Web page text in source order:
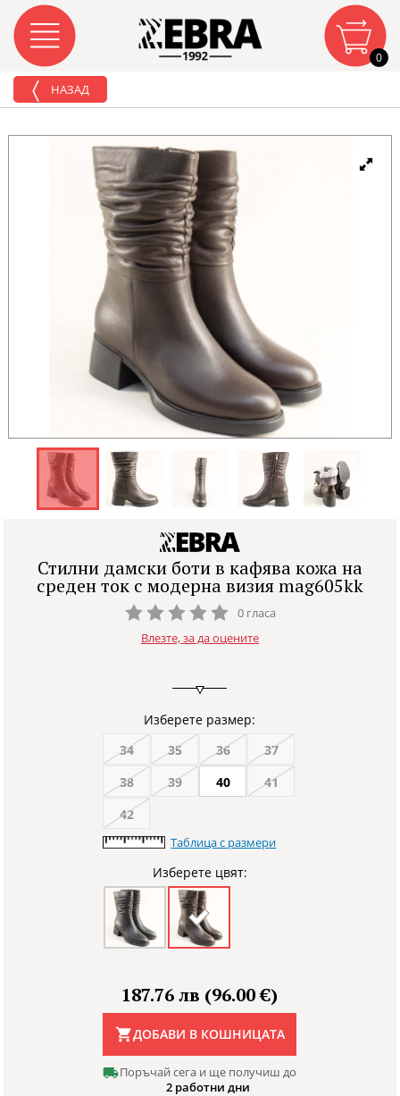
0
НАЗАД
Стилни дамски боти в кафява кожа на
среден ток с модерна визия mag605kk
0 гласа
Влезте, за да оцените
Изберете размер:
34
35 36
37
38
39 40
41
42
Таблица с размери
Изберете цвят:
187.76 лв (96.00 €)
ДОБАВИ В КОШНИЦАТА
Поръчай сега и ще получиш до
2 работни дни